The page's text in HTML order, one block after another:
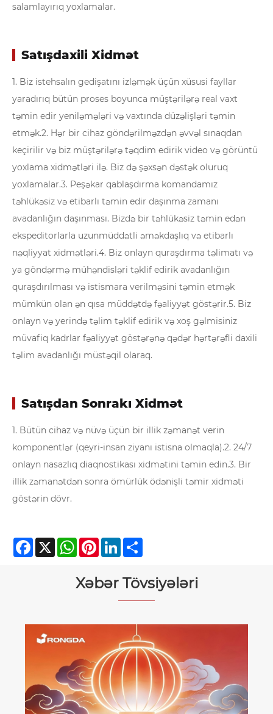
salamlayırıq yoxlamalar.
Satışdaxili Xidmət
1. Biz istehsalın gedişatını izləmək üçün xüsusi fayllar
yaradırıq bütün proses boyunca müştərilərə real vaxt
təmin edir yeniləmələri və vaxtında düzəlişləri təmin
etmək.2. Hər bir cihaz göndərilməzdən əvvəl sınaqdan
keçirilir və biz müştərilərə təqdim edirik video və görüntü
yoxlama xidmətləri ilə. Biz də şəxsən dəstək oluruq
yoxlamalar.3. Peşəkar qablaşdırma komandamız
təhlükəsiz və etibarlı təmin edir daşınma zamanı
avadanlığın daşınması. Bizdə bir təhlükəsiz təmin edən
ekspeditorlarla uzunmüddətli əməkdaşlıq və etibarlı
nəqliyyat xidmətləri.4. Biz onlayn quraşdırma təlimatı və
ya göndərmə mühəndisləri təklif edirik avadanlığın
quraşdırılması və istismara verilməsini təmin etmək
mümkün olan ən qısa müddətdə fəaliyyət göstərir.5. Biz
onlayn və yerində təlim təklif edirik və xoş gəlmisiniz
müvafiq kadrlar fəaliyyət göstərənə qədər hərtərəfli daxili
təlim avadanlığı müstəqil olaraq.
Satışdan Sonrakı Xidmət
1. Bütün cihaz və nüvə üçün bir illik zəmanət verin
komponentlər (qeyri-insan ziyanı istisna olmaqla).2. 24/7
onlayn nasazlıq diaqnostikası xidmətini təmin edin.3. Bir
illik zəmanətdən sonra ömürlük ödənişli təmir xidməti
göstərin dövr.
Facebook
X WhatsApp
PinterestLinkedIn
Xəbər Tövsiyələri
Laminasiya Maşınınız Necə Quraşdırılır
və Siz Təlim Alırsınız?
Ətraflı Baxın >>